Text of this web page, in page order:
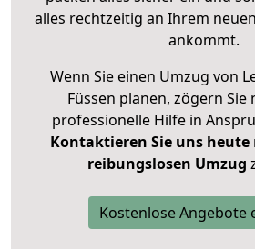
alles rechtzeitig an Ihrem
ankommt.
Wenn Sie einen Umzug von
Füssen planen, zögern Sie
professionelle Hilfe in
Kontaktieren Sie uns heute
reibungslosen Umzug
Kostenlose Angebote